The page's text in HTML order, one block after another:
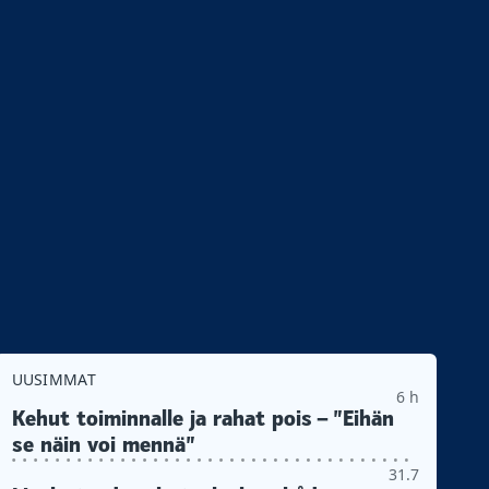
UUSIMMAT
6 h
Kehut toiminnalle ja rahat pois – ”Eihän
se näin voi mennä”
31.7